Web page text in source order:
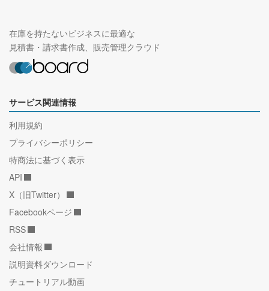
在庫を持たないビジネスに最適な
見積書・請求書作成、販売管理クラウド
サービス関連情報
利用規約
プライバシーポリシー
特商法に基づく表示
API
X（旧Twitter）
Facebookページ
RSS
会社情報
説明資料ダウンロード
チュートリアル動画